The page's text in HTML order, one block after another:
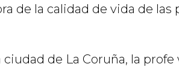
de la calidad de vida de las
de La Coruña, la